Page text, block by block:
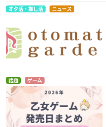
オタ活・推し活 ニュース
話題 ゲーム